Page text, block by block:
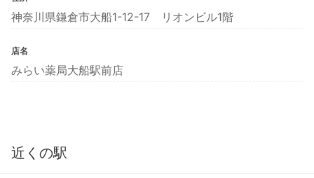
神奈川県鎌倉市大船1-12-17 リオンビル1階
店名
みらい薬局大船駅前店
近くの駅